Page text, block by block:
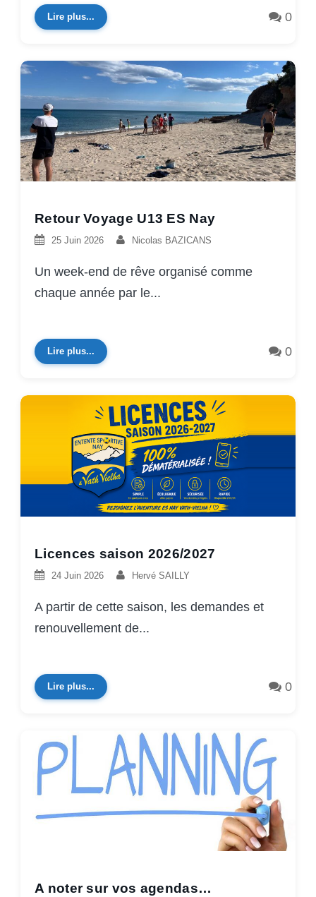
Lire plus... 0
Retour Voyage U13 ES Nay
25 Juin 2026 Nicolas BAZICANS
Un week-end de rêve organisé comme
chaque année par le...
Lire plus... 0
Licences saison 2026/2027
24 Juin 2026 Hervé SAILLY
A partir de cette saison, les demandes et
renouvellement de...
Lire plus... 0
A noter sur vos agendas…